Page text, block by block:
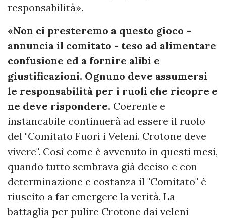
responsabilità».
«Non ci presteremo a questo gioco –
annuncia il comitato - teso ad alimentare
confusione ed a fornire alibi e
giustificazioni. Ognuno deve assumersi
le responsabilità per i ruoli che ricopre e
ne deve rispondere. Coerente e
instancabile continuerà ad essere il ruolo
del "Comitato Fuori i Veleni. Crotone deve
vivere". Così come è avvenuto in questi mesi,
quando tutto sembrava già deciso e con
determinazione e costanza il "Comitato" è
riuscito a far emergere la verità. La
battaglia per pulire Crotone dai veleni